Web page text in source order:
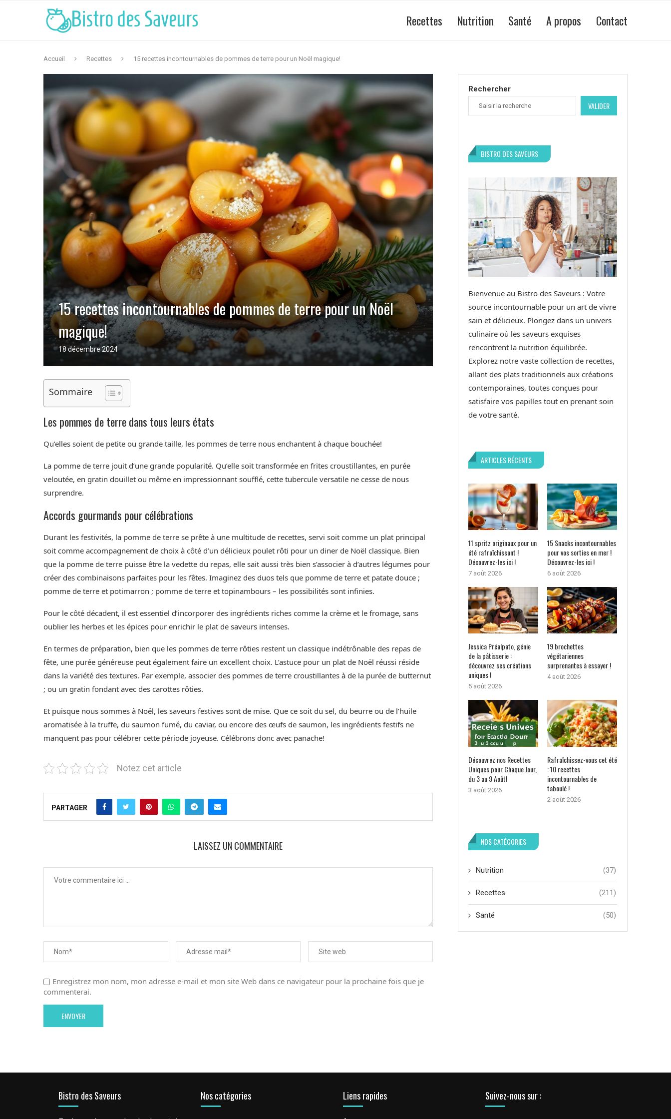
Recettes Nutrition Santé A propos Contact
Accueil Recettes 15 recettes incontournables de pommes de terre pour un Noël magique!
15 recettes incontournables de pommes de terre pour un Noël
magique!
18 décembre 2024
Sommaire
Les pommes de terre dans tous leurs états
Qu’elles soient de petite ou grande taille, les pommes de terre nous enchantent à chaque bouchée!
La pomme de terre jouit d’une grande popularité. Qu’elle soit transformée en frites croustillantes, en purée
veloutée, en gratin douillet ou même en impressionnant soufflé, cette tubercule versatile ne cesse de nous
surprendre.
Accords gourmands pour célébrations
Durant les festivités, la pomme de terre se prête à une multitude de recettes, servi soit comme un plat principal
soit comme accompagnement de choix à côté d’un délicieux poulet rôti pour un diner de Noël classique. Bien
que la pomme de terre puisse être la vedette du repas, elle sait aussi très bien s’associer à d’autres légumes pour
créer des combinaisons parfaites pour les fêtes. Imaginez des duos tels que pomme de terre et patate douce ;
pomme de terre et potimarron ; pomme de terre et topinambours – les possibilités sont infinies.
Pour le côté décadent, il est essentiel d’incorporer des ingrédients riches comme la crème et le fromage, sans
oublier les herbes et les épices pour enrichir le plat de saveurs intenses.
En termes de préparation, bien que les pommes de terre rôties restent un classique indétrônable des repas de
fête, une purée généreuse peut également faire un excellent choix. L’astuce pour un plat de Noël réussi réside
dans la variété des textures. Par exemple, associer des pommes de terre croustillantes à de la purée de butternut
; ou un gratin fondant avec des carottes rôties.
Et puisque nous sommes à Noël, les saveurs festives sont de mise. Que ce soit du sel, du beurre ou de l’huile
aromatisée à la truffe, du saumon fumé, du caviar, ou encore des œufs de saumon, les ingrédients festifs ne
manquent pas pour célébrer cette période joyeuse. Célébrons donc avec panache!
Notez cet article
PARTAGER
LAISSEZ UN COMMENTAIRE
Enregistrez mon nom, mon adresse e-mail et mon site Web dans ce navigateur pour la prochaine fois que je
commenterai.
Rechercher
VALIDER
BISTRO DES SAVEURS
Bienvenue au Bistro des Saveurs : Votre
source incontournable pour un art de vivre
sain et délicieux. Plongez dans un univers
culinaire où les saveurs exquises
rencontrent la nutrition équilibrée.
Explorez notre vaste collection de recettes,
allant des plats traditionnels aux créations
contemporaines, toutes conçues pour
satisfaire vos papilles tout en prenant soin
de votre santé.
ARTICLES RÉCENTS
11 spritz originaux pour un
été rafraîchissant !
Découvrez-les ici !
7 août 2026
15 Snacks incontournables
pour vos sorties en mer !
Découvrez-les ici !
6 août 2026
Jessica Préalpato, génie
de la pâtisserie :
découvrez ses créations
uniques !
5 août 2026
19 brochettes
végétariennes
surprenantes à essayer !
4 août 2026
Découvrez nos Recettes
Uniques pour Chaque Jour,
du 3 au 9 Août!
3 août 2026
Rafraîchissez-vous cet été
: 10 recettes
incontournables de
taboulé !
2 août 2026
NOS CATÉGORIES
Nutrition (37)
Recettes (211)
Santé (50)
Bistro des Saveurs Nos catégories Liens rapides Suivez-nous sur :